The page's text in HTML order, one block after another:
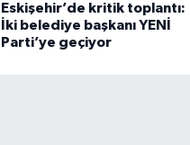
Eskişehir’de kritik toplantı:
İki belediye başkanı YENİ
Parti’ye geçiyor